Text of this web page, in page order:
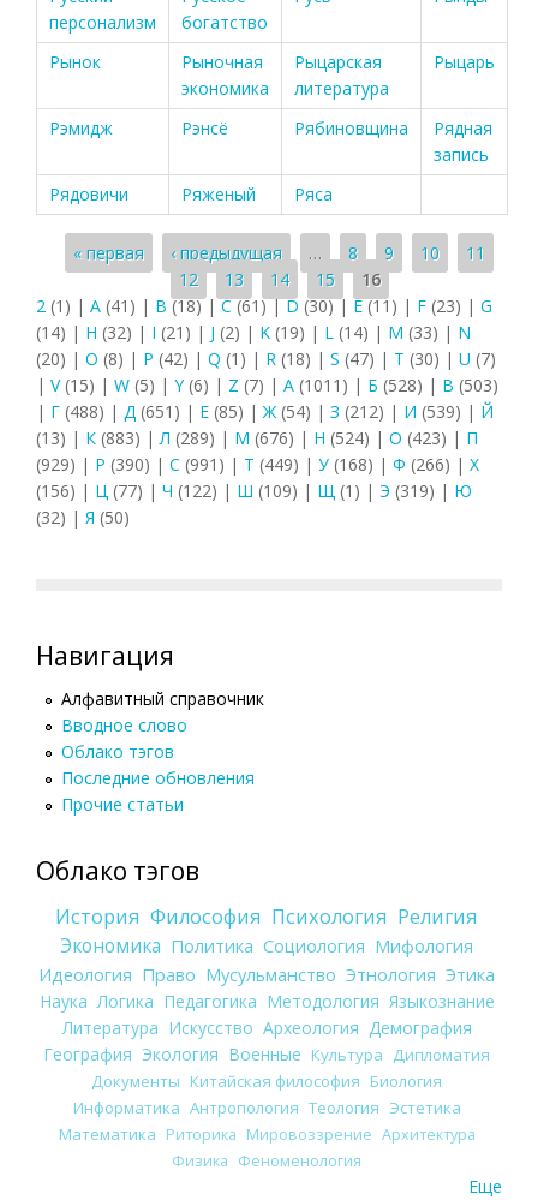
персонализм
богатство
Рынок
Рыночная
экономика
Рыцарская
литература
Рыцарь
Рэмидж Рэнсё Рябиновщина
Рядная
запись
Рядовичи
Ряженый Ряса
Страницы
« первая ‹ предыдущая … 8 9 10
11
12
13 14 15
16
2 (1) | A (41) | B (18)|C(61)|D (30)| E(11) | F (23) | G
(14) | H (32) | I (21) | J (2) | K (19) | L (14) | M (33) | N
(20) | O (8) | P (42) | Q (1) | R (18) | S (47) | T (30) | U (7)
| V(15) | W (5) | Y(6) | Z (7) | А (1011) | Б (528) | В (503)
| Г (488) | Д (651) | Е (85) | Ж (54) | З (212) | И (539) | Й
(13) | К (883) | Л (289) | М (676) | Н (524) | О (423) | П
(929) | Р (390) | С (991) | Т (449) | У (168) | Ф (266) | Х
(156) | Ц (77) | Ч (122) | Ш (109) | Щ (1) | Э (319) | Ю
(32) | Я (50)
Навигация
Алфавитный справочник
Вводное слово
Облако тэгов
Последние обновления
Прочие статьи
Облако тэгов
История Философия Психология Религия
Экономика Политика Социология Мифология
Идеология Право Мусульманство Этнология Этика
Наука Логика Педагогика Методология Языкознание
Литература Искусство Археология Демография
География Экология Военные Культура
Дипломатия
Документы Китайская философия Биология
Информатика Антропология Теология Эстетика
Математика Риторика Мировоззрение Архитектура
Физика Феноменология
Еще